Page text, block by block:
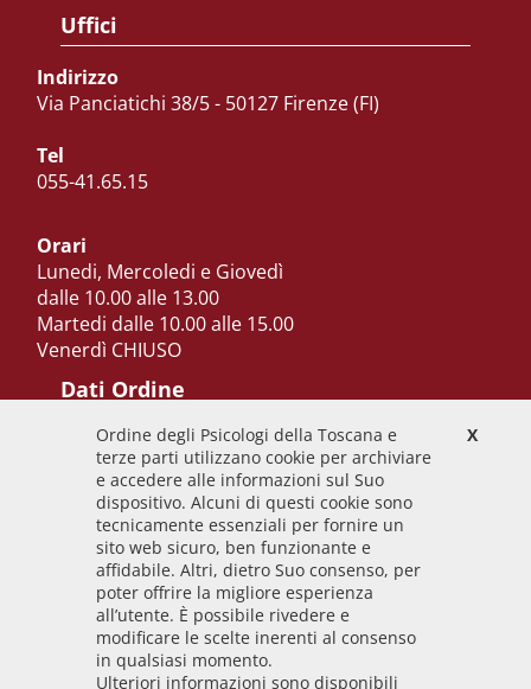
Uffici
Indirizzo
Via Panciatichi 38/5 - 50127 Firenze (FI)
Tel
055-41.65.15
Orari
Lunedi, Mercoledi e Giovedì
dalle 10.00 alle 13.00
Martedi dalle 10.00 alle 15.00
Venerdì CHIUSO
Dati Ordine
Codice Fiscale
92009700458
Codice IPA
odpt_to
Linee guida
Sito realizzato seguendo le linee guida di sviluppo
per i servizi web delle PA pubblicate da AGID in
X
Ordine degli Psicologi della Toscana e
terze parti utilizzano cookie per archiviare
e accedere alle informazioni sul Suo
dispositivo. Alcuni di questi cookie sono
tecnicamente essenziali per fornire un
sito web sicuro, ben funzionante e
affidabile. Altri, dietro Suo consenso, per
poter offrire la migliore esperienza
all’utente. È possibile rivedere e
modificare le scelte inerenti al consenso
in qualsiasi momento.
Ulteriori informazioni sono disponibili